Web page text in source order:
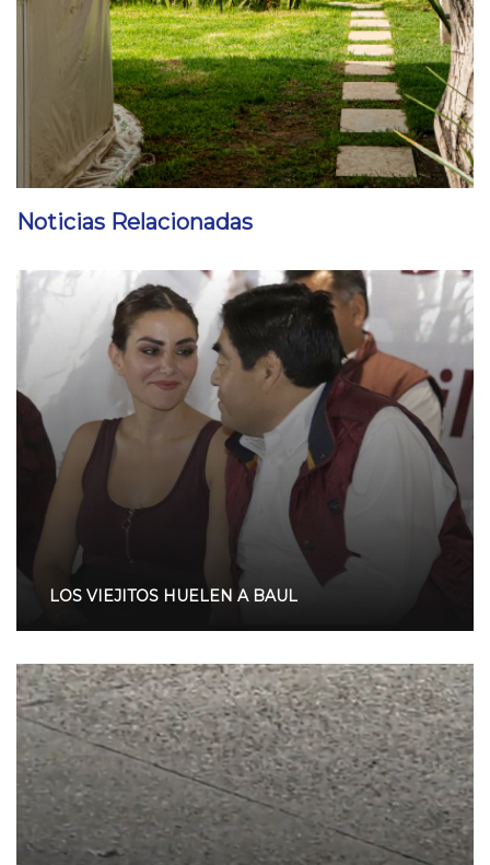
Noticias Relacionadas
LOS VIEJITOS HUELEN A BAUL